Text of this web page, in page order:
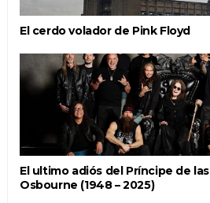
El cerdo volador de Pink Floyd
El ultimo adiós del Príncipe de
Osbourne (1948 – 2025)